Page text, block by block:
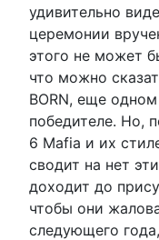
удивительно
церемонии
этого не может
что можно
BORN, еще
победителе. Но,
6 Mafia и их
сводит на нет
доходит до
чтобы они
следующего